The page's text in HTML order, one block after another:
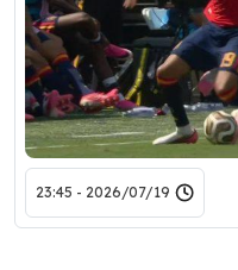
2026/07/19 - 23:45